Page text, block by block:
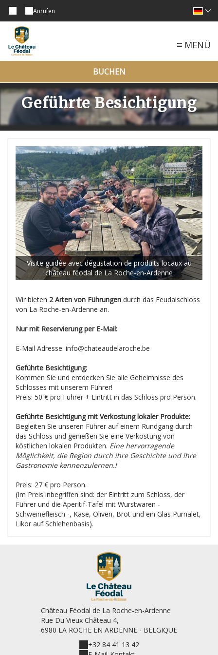
Anrufen
MENÜ
BUCHEN
Geführte Besichtigung
Visite guidée avec dégustation de produits locaux au
château féodal de La Roche-en-Ardenne
Wir bieten 2 Arten von Führungen durch das Feudalschloss
von La Roche-en-Ardenne an.
Nur mit Reservierung per E-Mail:
E-Mail Adresse: info@chateaudelaroche.be
Geführte Besichtigung:
Kommen Sie und entdecken Sie alle Geheimnisse des
Schlosses mit unserem Führer!
Preis: 50 € pro Führer + Eintritt in das Schloss pro Person.
Geführte Besichtigung mit Verkostung lokaler Produkte:
Begleiten Sie unseren Führer auf einem Rundgang durch
das Schloss und genießen Sie eine Verkostung von
köstlichen lokalen Produkten. Eine hervorragende
Möglichkeit, die Region durch ihre Geschichte und ihre
Gastronomie kennenzulernen.!
Preis: 27 € pro Person.
(Im Preis inbegriffen sind: der Eintritt zum Schloss, der
Führer und die Aperitif-Tafel mit Wurstwaren -
Schweinefleisch -, Käse, Oliven, Brot und ein Glas Purnalet,
Likör auf Schlehenbasis).
Château Féodal de La Roche-en-Ardenne
Rue Du Vieux Château 4,
6980 LA ROCHE EN ARDENNE - BELGIQUE
+32 84 41 13 42